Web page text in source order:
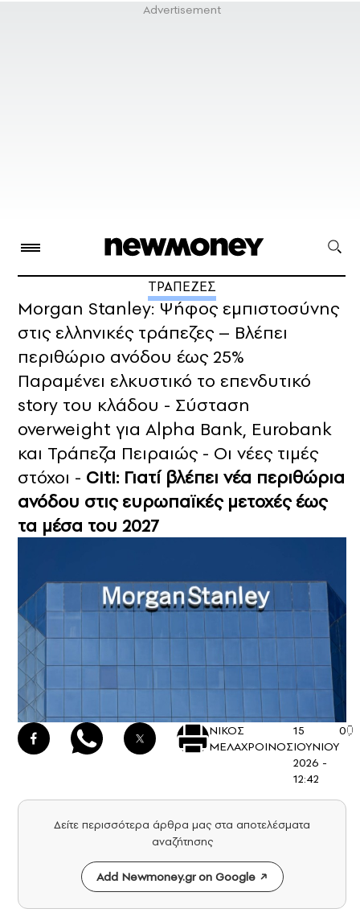
ΤΡΑΠΕΖΕΣ
Morgan Stanley: Ψήφος εμπιστοσύνης
στις ελληνικές τράπεζες – Βλέπει
περιθώριο ανόδου έως 25%
Παραμένει ελκυστικό το επενδυτικό
story του κλάδου - Σύσταση
overweight για Alpha Bank, Eurobank
και Τράπεζα Πειραιώς - Οι νέες τιμές
στόχοι - Citi: Γιατί βλέπει νέα περιθώρια
ανόδου στις ευρωπαϊκές μετοχές έως
τα μέσα του 2027
ΝΙΚΟΣ
ΜΕΛΑΧΡΟΙΝΟΣ
15
ΙΟΥΝΙΟΥ
2026 -
12:42
0
Δείτε περισσότερα άρθρα μας στα αποτελέσματα
αναζήτησης
Add Newmoney.gr on Google